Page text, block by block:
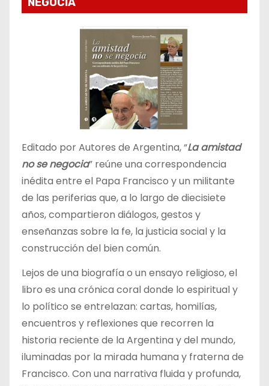
NEGOCIA
Editado por Autores de Argentina, “La amistad
no se negocia” reúne una correspondencia
inédita entre el Papa Francisco y un militante
de las periferias que, a lo largo de diecisiete
años, compartieron diálogos, gestos y
enseñanzas sobre la fe, la justicia social y la
construcción del bien común.
Lejos de una biografía o un ensayo religioso, el
libro es una crónica coral donde lo espiritual y
lo político se entrelazan: cartas, homilías,
encuentros y reflexiones que recorren la
historia reciente de la Argentina y del mundo,
iluminadas por la mirada humana y fraterna de
Francisco. Con una narrativa fluida y profunda,